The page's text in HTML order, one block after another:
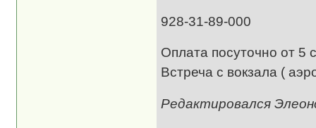
928-31-89-000
Оплата посуточно от 5
Встреча с вокзала (
Редактировался